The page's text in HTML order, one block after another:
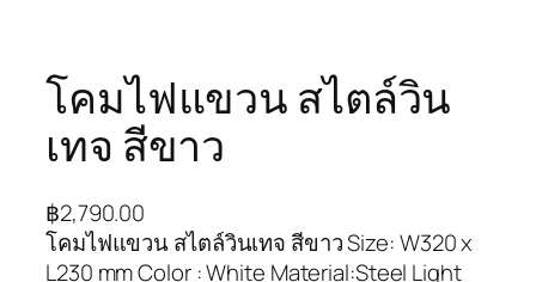
โคมไฟแขวน สไตล์วิน
เทจ สีขาว
฿2,790.00
โคมไฟแขวน สไตล์วินเทจ สีขาว Size: W320 x
L230 mm Color : White Material:Steel Light